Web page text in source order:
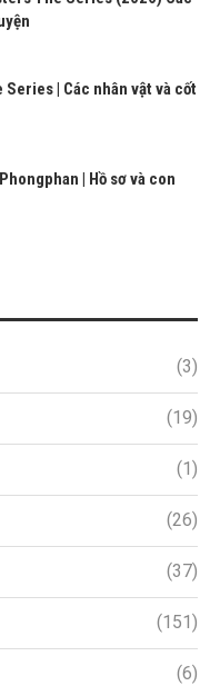
Series | Các nhân vật và cốt
| Hồ sơ và con
(3)
(19)
(1)
(26)
(37)
(151)
(6)